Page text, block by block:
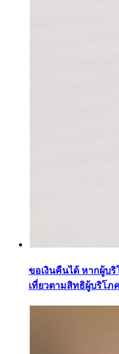
ขอเงินคืนได้ หากผู้บ
เที่ยวตามสิทธิผู้บริโภค